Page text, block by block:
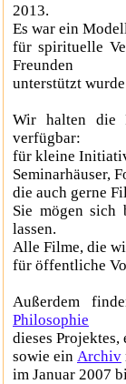
2013.
Es war ein
für spirituelle
Freunden
unterstützt
Wir halten die
verfügbar:
für kleine
Seminarhäuser,
die auch gerne
Sie mögen sich
lassen.
Alle Filme, die
für öffentliche
Außerdem
Philosophie
dieses
sowie ein Archiv
im Januar 2007